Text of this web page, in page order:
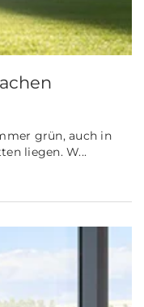
grün, auch in
liegen. W...